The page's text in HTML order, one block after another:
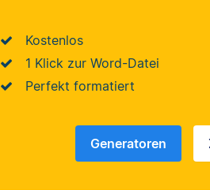
Kostenlos
1 Klick zur Word-Datei
Perfekt formatiert
Generatoren